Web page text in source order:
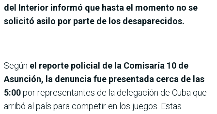
del Interior informó que hasta el momento no se
solicitó asilo por parte de los desaparecidos.
Según el reporte policial de la Comisaría 10 de
Asunción, la denuncia fue presentada cerca de las
5:00por representantes de la delegación de Cuba que
arribó al país para competir en los juegos. Estas